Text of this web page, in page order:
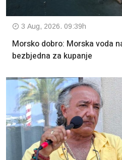
3 Aug, 2026. 09:39h
Morsko dobro: Morska voda
bezbjedna za kupanje